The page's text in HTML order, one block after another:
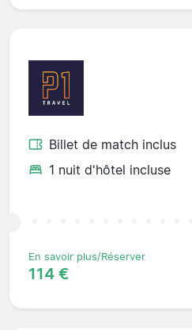
Billet de match inclus
1 nuit d'hôtel incluse
En savoir plus/Réserver
114 €